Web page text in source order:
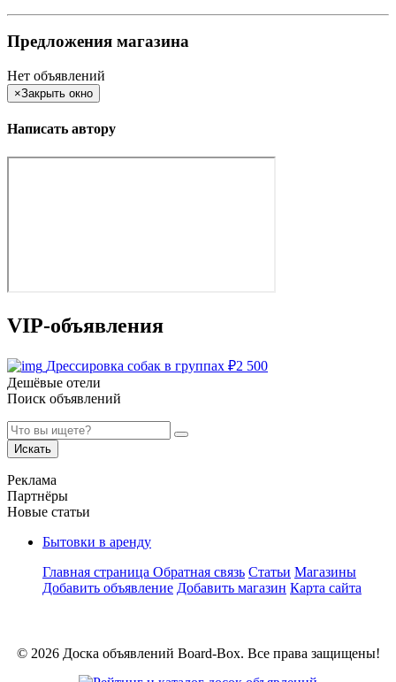
Предложения магазина
Нет объявлений
×Закрыть окно
Написать автору
VIP-объявления
Дрессировка собак в группах ₽2 500
Дешёвые отели
Поиск объявлений
Искать
Реклама
Партнёры
Новые статьи
Бытовки в аренду
Главная страница Обратная связь Статьи Магазины
Добавить объявление Добавить магазин Карта сайта
© 2026 Доска объявлений Board-Box. Все права защищены!